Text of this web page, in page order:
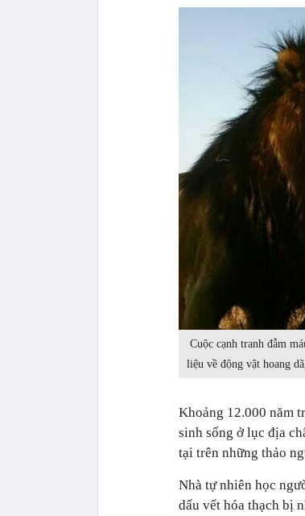
Cuộc cạnh tranh đẫm
liệu về động vật hoang
Khoảng 12.000 năm
sinh sống ở lục địa
tại trên những thảo
Nhà tự nhiên học
dấu vết hóa thạch bị